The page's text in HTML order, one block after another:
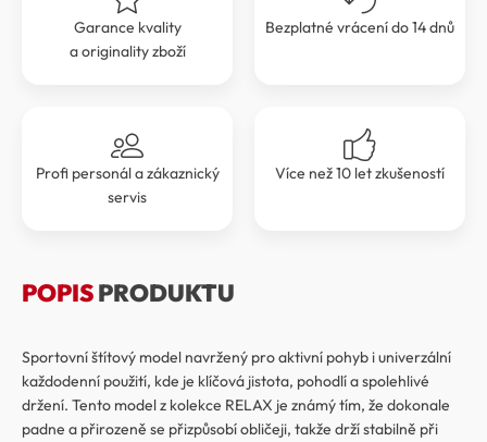
Garance kvality
a originality zboží
Bezplatné vrácení do 14 dnů
Profi personál a zákaznický
servis
Více než 10 let zkušeností
POPISPRODUKTU
Sportovní štítový model navržený pro aktivní pohyb i univerzální
každodenní použití, kde je klíčová jistota, pohodlí a spolehlivé
držení. Tento model z kolekce RELAX je známý tím, že dokonale
padne a přirozeně se přizpůsobí obličeji, takže drží stabilně při